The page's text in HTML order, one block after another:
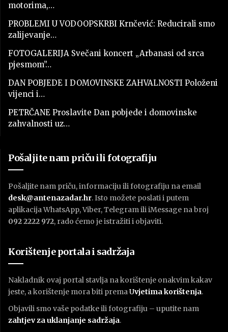
motorima,…
PROBLEMI U VODOOPSKRBI Krnčević: Reducirali smo
zalijevanje…
FOTOGALERIJA Svečani koncert „Arbanasi od srca
pjesmom”…
DAN POBJEDE I DOMOVINSKE ZAHVALNOSTI Položeni
vijenci i…
PETRČANE Proslavite Dan pobjede i domovinske
zahvalnosti uz…
Pošaljite nam priču ili fotografiju
Pošaljite nam priču, informaciju ili fotografiju na email
desk@antenazadar.hr. Isto možete poslati i putem
aplikacija WhatsApp, Viber, Telegram ili iMessage na broj
092 2222 972, rado ćemo je istražiti i objaviti.
Korištenje portala i sadržaja
Nakladnik ovaj portal stavlja na korištenje onakvim kakav
jeste, a korištenje mora biti premaUvjetima korištenja.
Objavili smo vaše podatke ili fotografiju – uputite nam
zahtjev za uklanjanje sadržaja.